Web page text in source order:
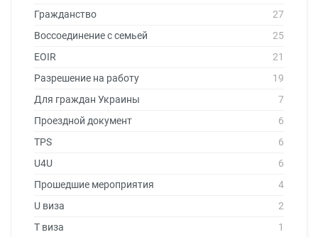
Гражданство
27
Воссоединение с семьей
25
EOIR
21
Разрешение на работу
19
Для граждан Украины
7
Проездной документ
6
TPS
6
U4U
6
Прошедшие мероприятия
4
U виза
2
T виза
1